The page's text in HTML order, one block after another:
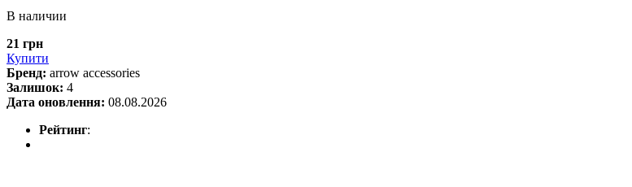
В наличии
21 грн
Купити
Бренд: arrow accessories
Залишок: 4
Дата оновлення: 08.08.2026
Рейтинг: